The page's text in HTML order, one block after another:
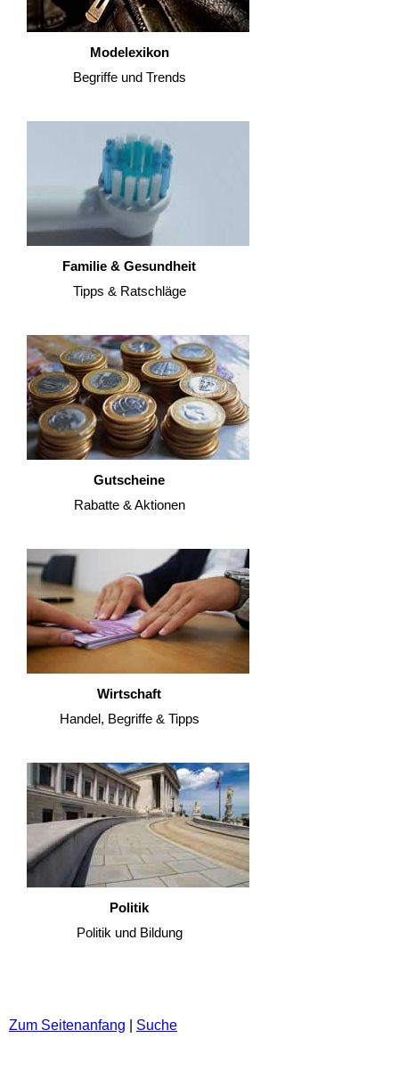
Modelexikon
Begriffe und Trends
Familie & Gesundheit
Tipps & Ratschläge
Gutscheine
Rabatte & Aktionen
Wirtschaft
Handel, Begriffe & Tipps
Politik
Politik und Bildung
Zum Seitenanfang Suche